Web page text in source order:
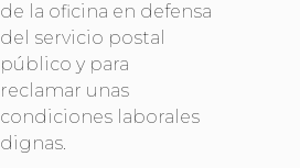
de la oficina en defensa
del servicio postal
público y para
reclamar unas
condiciones laborales
dignas.